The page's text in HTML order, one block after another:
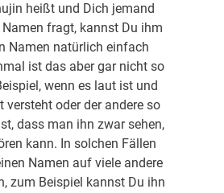
heißt und Dich jemand
fragt, kannst Du ihm
Namen natürlich einfach
ist das aber gar nicht so
wenn es laut ist und
versteht oder der andere so
dass man ihn zwar sehen,
kann. In solchen Fällen
Namen auf viele andere
zum Beispiel kannst Du ihn